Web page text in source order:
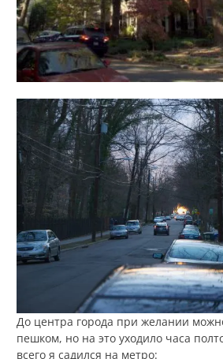
До центра города при желании
пешком, но на это уходило часа
всего я садился на метро: